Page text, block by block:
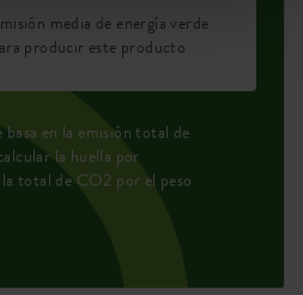
media de energía verde
producir este producto
en la emisión total de
la huella por
total de CO2 por el peso